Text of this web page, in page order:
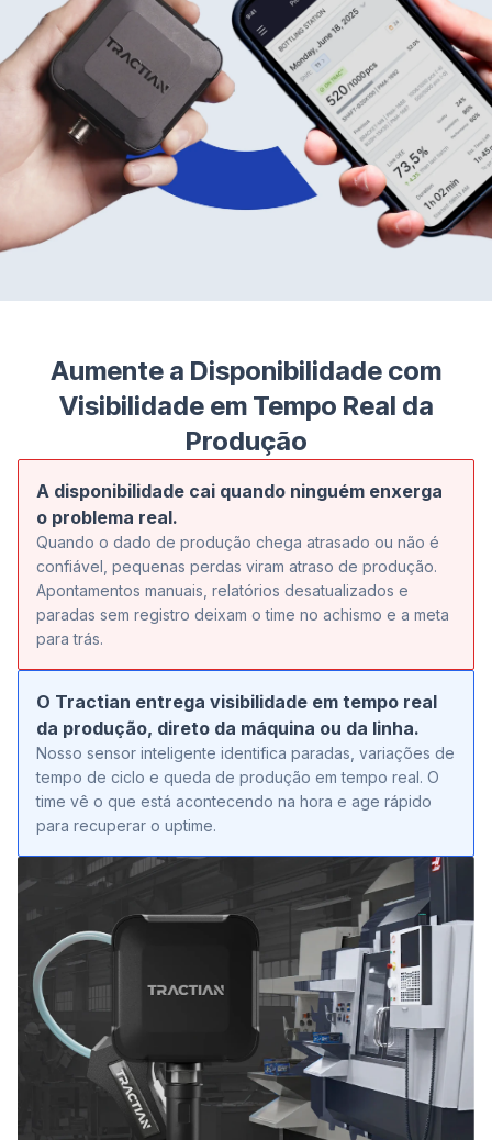
Aumente a Disponibilidade com
Visibilidade em Tempo Real da
Produção
A disponibilidade cai quando ninguém enxerga
o problema real.
Quando o dado de produção chega atrasado ou não é
confiável, pequenas perdas viram atraso de produção.
Apontamentos manuais, relatórios desatualizados e
paradas sem registro deixam o time no achismo e a meta
para trás.
O Tractian entrega visibilidade em tempo real
da produção, direto da máquina ou da linha.
Nosso sensor inteligente identifica paradas, variações de
tempo de ciclo e queda de produção em tempo real. O
time vê o que está acontecendo na hora e age rápido
para recuperar o uptime.